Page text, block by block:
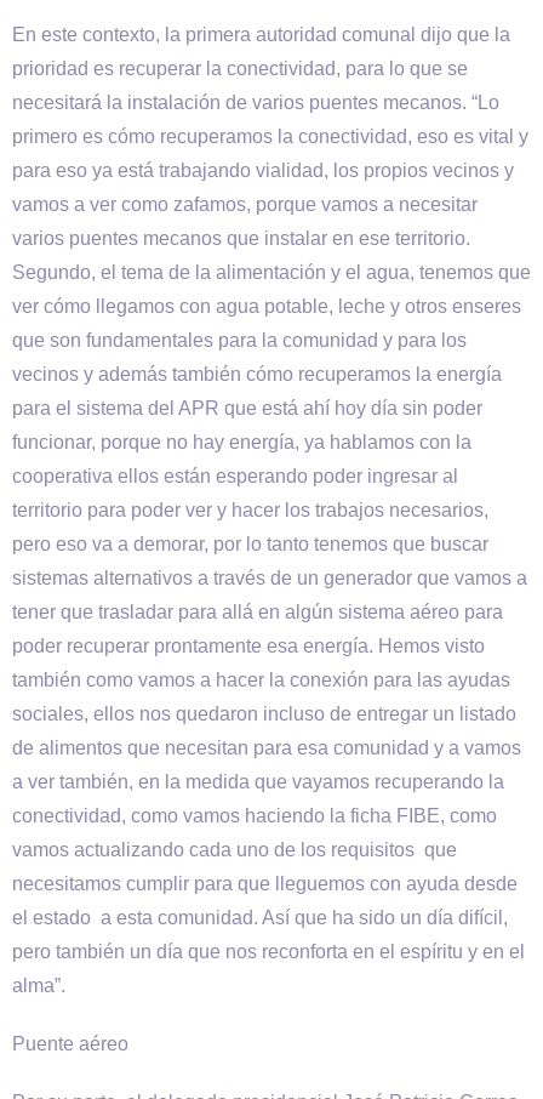
En este contexto, la primera autoridad comunal dijo que la
prioridad es recuperar la conectividad, para lo que se
necesitará la instalación de varios puentes mecanos. “Lo
primero es cómo recuperamos la conectividad, eso es vital y
para eso ya está trabajando vialidad, los propios vecinos y
vamos a ver como zafamos, porque vamos a necesitar
varios puentes mecanos que instalar en ese territorio.
Segundo, el tema de la alimentación y el agua, tenemos que
ver cómo llegamos con agua potable, leche y otros enseres
que son fundamentales para la comunidad y para los
vecinos y además también cómo recuperamos la energía
para el sistema del APR que está ahí hoy día sin poder
funcionar, porque no hay energía, ya hablamos con la
cooperativa ellos están esperando poder ingresar al
territorio para poder ver y hacer los trabajos necesarios,
pero eso va a demorar, por lo tanto tenemos que buscar
sistemas alternativos a través de un generador que vamos a
tener que trasladar para allá en algún sistema aéreo para
poder recuperar prontamente esa energía. Hemos visto
también como vamos a hacer la conexión para las ayudas
sociales, ellos nos quedaron incluso de entregar un listado
de alimentos que necesitan para esa comunidad y a vamos
a ver también, en la medida que vayamos recuperando la
conectividad, como vamos haciendo la ficha FIBE, como
vamos actualizando cada uno de los requisitos que
necesitamos cumplir para que lleguemos con ayuda desde
el estado a esta comunidad. Así que ha sido un día difícil,
pero también un día que nos reconforta en el espíritu y en el
alma”.
Puente aéreo